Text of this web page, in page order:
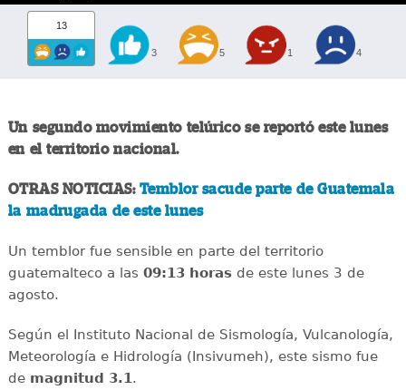
13
3 5 1 4
Un segundo movimiento telúrico se reportó este lunes
en el territorio nacional.
OTRAS NOTICIAS: Temblor sacude parte de Guatemala
la madrugada de este lunes
Un temblor fue sensible en parte del territorio
guatemalteco a las 09:13 horasde este lunes 3 de
agosto.
Según el Instituto Nacional de Sismología, Vulcanología,
Meteorología e Hidrología (Insivumeh), este sismo fue
de magnitud 3.1.